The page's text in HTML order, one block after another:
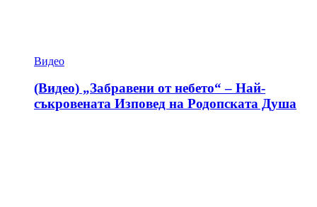
Видео
(Видео) „Забравени от небето“ – Най-
съкровената Изповед на Родопската Душа